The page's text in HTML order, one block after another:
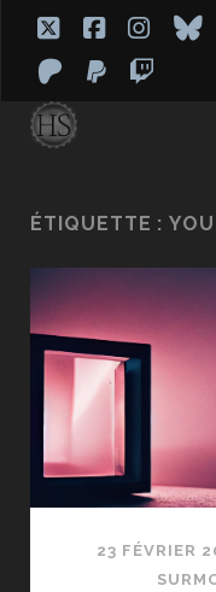
twitterfacebook
patreon
paypal
ÉTIQUETTE :
23 FÉVRIER